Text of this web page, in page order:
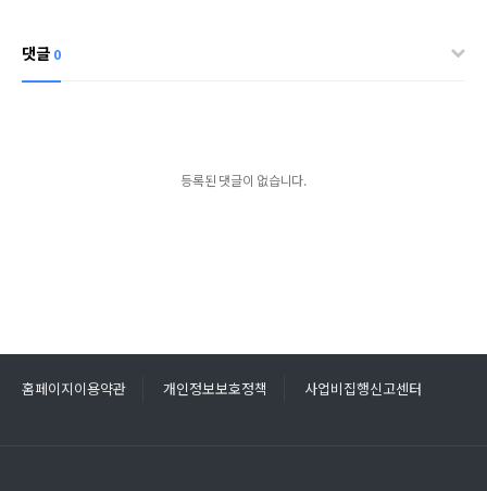
댓글 0
등록된 댓글이 없습니다.
홈페이지이용약관 개인정보보호정책 사업비집행신고센터